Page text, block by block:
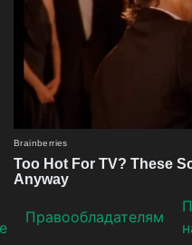
Прaвooблaдателям